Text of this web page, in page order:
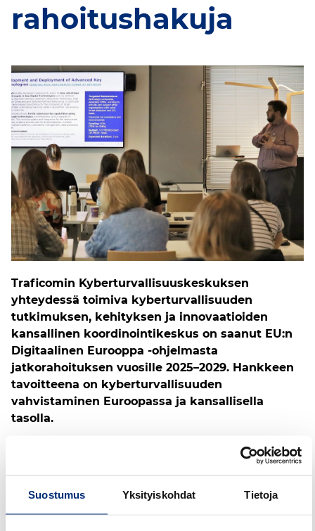
Suostumus Yksityiskohdat Tietoja
rahoitushakuja
Traficomin Kyberturvallisuuskeskuksen
yhteydessä toimiva kyberturvallisuuden
tutkimuksen, kehityksen ja innovaatioiden
kansallinen koordinointikeskus on saanut EU:n
Digitaalinen Eurooppa -ohjelmasta
jatkorahoituksen vuosille 2025–2029. Hankkeen
tavoitteena on kyberturvallisuuden
vahvistaminen Euroopassa ja kansallisella
tasolla.
Euroopan komissio rahoittaa hanketta neljällä
miljoonalla eurolla, ja lähes koko summa tullaan
Tukea on tarkoitus myöntää muun muassa uusien
kyberturvallisuussäädösten toimeenpanemisen